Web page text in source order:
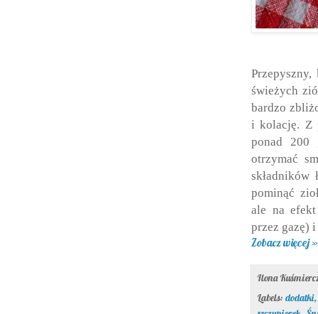
świeżych
bardzo
i kolację. Z
ponad 200
otrzymać
składników
pominąć
ale na
przez gazę)
Zobacz więcej »
Ilona
Labels: dodatki,